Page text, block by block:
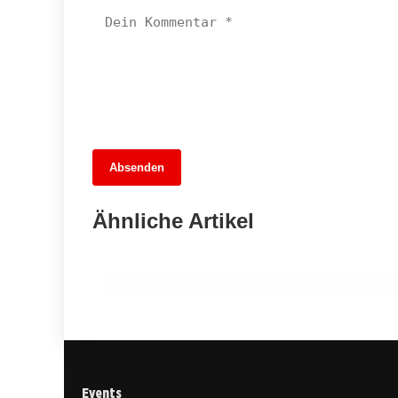
Absenden
Ähnliche Artikel
MuseumsMeileMitte: Berlins neues
kulturelles Herz schlägt am
Events